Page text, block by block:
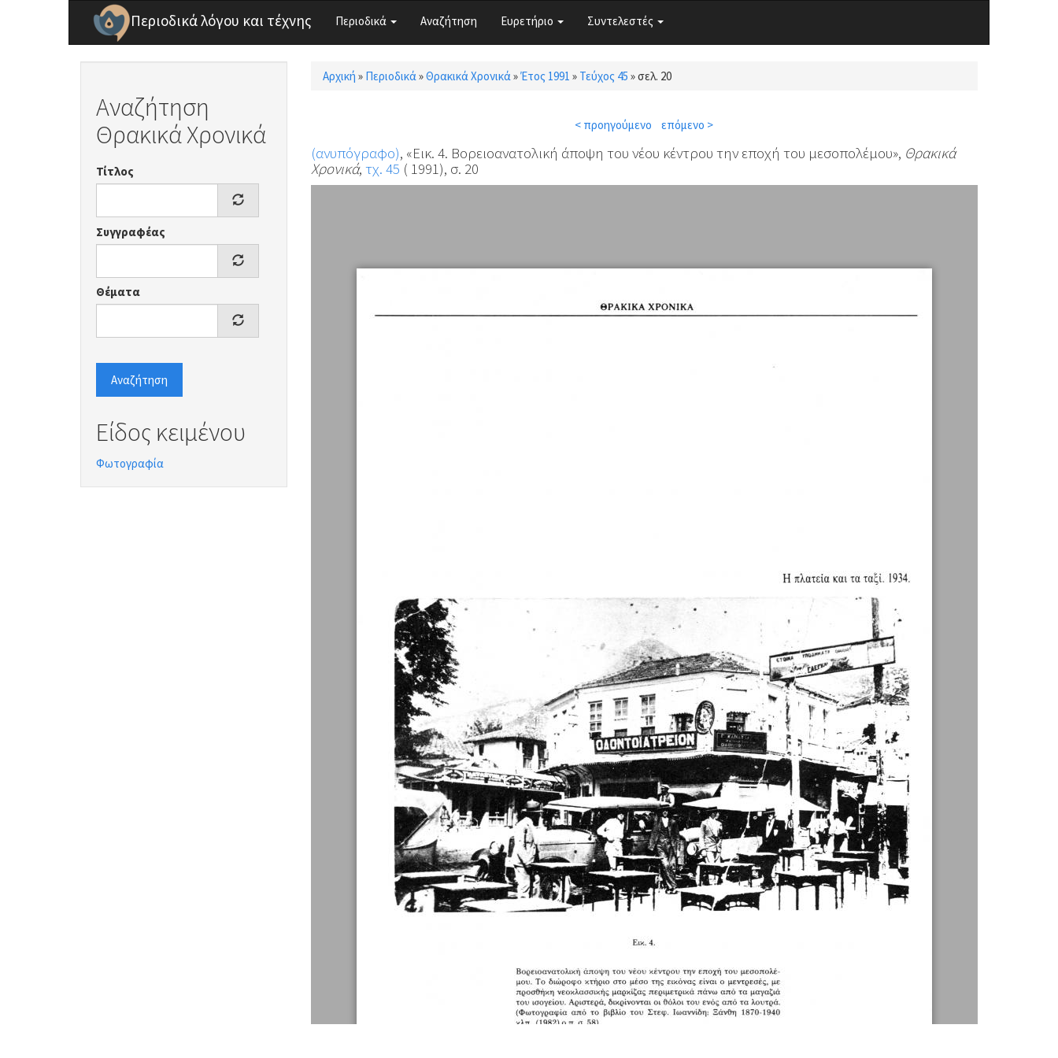
Παράκαμψη προς το κυρίως περιεχόμενο
Περιοδικά λόγου και τέχνης Περιοδικά Αναζήτηση Ευρετήριο Συντελεστές
Αναζήτηση
Θρακικά Χρονικά
Τίτλος
Συγγραφέας
Θέματα
Αναζήτηση
Είδος κειμένου
Φωτογραφία
Είστε εδώ
Αρχική » Περιοδικά»Θρακικά Χρονικά»Έτος 1991 » Τεύχος 45 »σελ. 20
< προηγούμενο επόμενο >
(ανυπόγραφο), «Εικ. 4. Βορειοανατολική άποψη του νέου κέντρου την εποχή του μεσοπολέμου», Θρακικά
Χρονικά, τχ. 45 ( 1991), σ. 20